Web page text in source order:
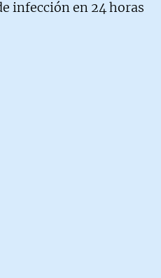
infección en 24 horas